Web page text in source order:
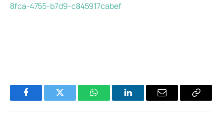
8fca-4755-b7d9-c845917cabef
FacebookTwitter WhatsAppLinkedInEmail
Copiar